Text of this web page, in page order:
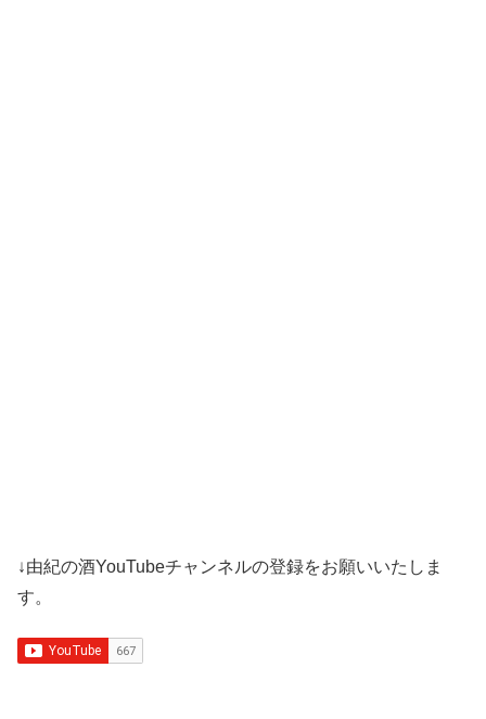
↓由紀の酒YouTubeチャンネルの登録をお願いいたしま
す。